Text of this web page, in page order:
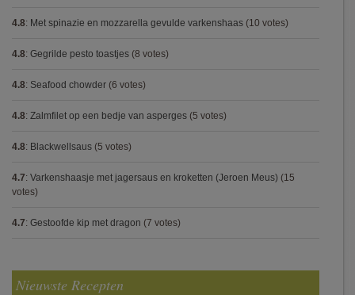
4.8: Met spinazie en mozzarella gevulde varkenshaas (10 votes)
4.8: Gegrilde pesto toastjes (8 votes)
4.8: Seafood chowder (6 votes)
4.8: Zalmfilet op een bedje van asperges (5 votes)
4.8: Blackwellsaus (5 votes)
4.7: Varkenshaasje met jagersaus en kroketten (Jeroen Meus) (15
votes)
4.7: Gestoofde kip met dragon (7 votes)
Nieuwste Recepten